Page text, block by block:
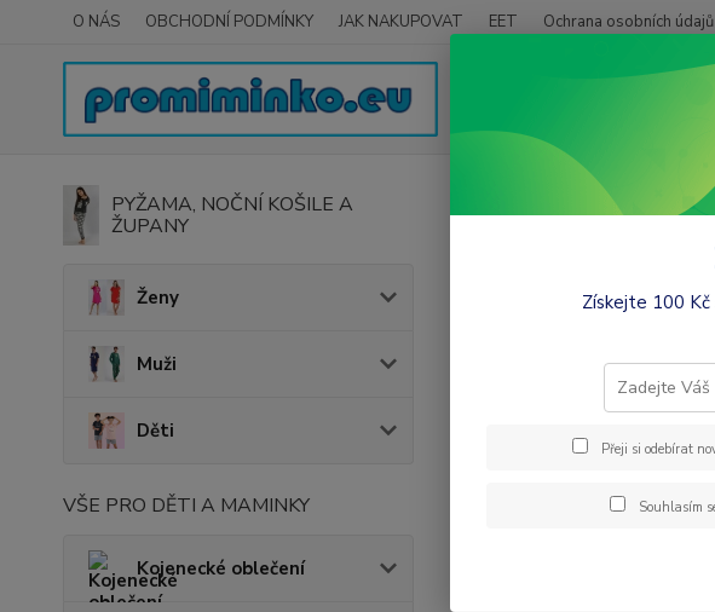
O NÁS OBCHODNÍ PODMÍNKY JAK NAKUPOVAT EET Ochrana osobních údajů
PYŽAMA, NOČNÍ KOŠILE A
ŽUPANY
Ženy
Muži
Děti
VŠE PRO DĚTI A MAMINKY
Kojenecké oblečení
Hračky a zábava
Kolotoče na
Získejte 100
Přeji si odebírat
Souhlasím